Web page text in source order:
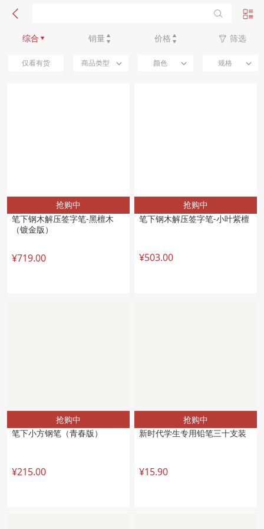
综合 销量 价格 筛选
新品优先
仅看有货 商品类型 颜色 规格
抢购中
笔下钢木解压签字笔-黑檀木
（镀金版）
¥719.00
抢购中
笔下钢木解压签字笔-小叶紫檀
¥503.00
抢购中
笔下小方钢笔（青春版）
¥215.00
抢购中
新时代学生专用铅笔三十支装
¥15.90